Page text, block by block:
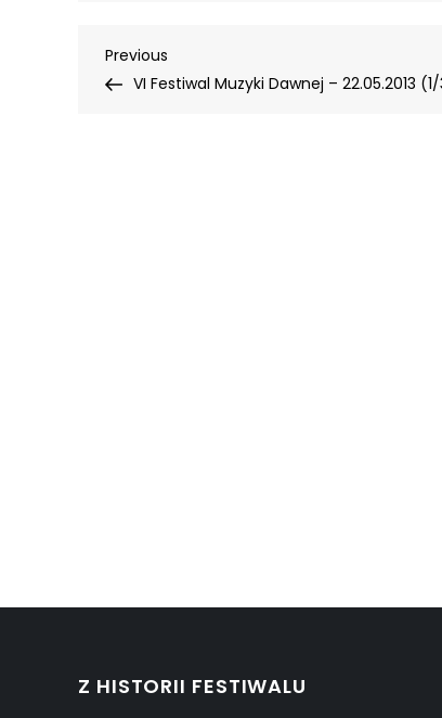
Nawigacja
Previous
Post
Previous
VI Festiwal Muzyki Dawnej – 22.05.2013
Z HISTORII FESTIWALU